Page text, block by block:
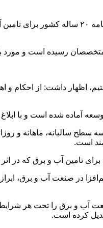
محرابیان اظهار داشت: در حوزه آب،
اظهار داشت: از احکام
آماده شده است و با
سالیانه، ماهانه و
است.
برای تامین آب و برق که
در صنعت آب و برق،
آب و برق را تحت هر
کرده است.